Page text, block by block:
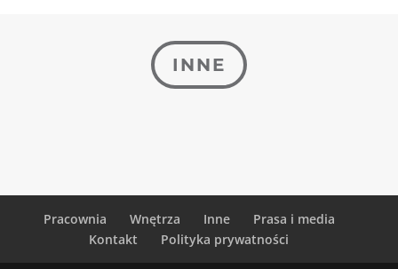
INNE
Pracownia Wnętrza Inne
Prasa i media
Kontakt
Polityka prywatności